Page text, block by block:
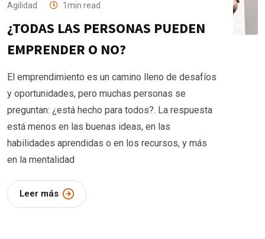
Agilidad
1min read
¿TODAS LAS PERSONAS PUEDEN
EMPRENDER O NO?
El emprendimiento es un camino lleno de desafíos
y oportunidades, pero muchas personas se
preguntan: ¿está hecho para todos?. La respuesta
está menos en las buenas ideas, en las
habilidades aprendidas o en los recursos, y más
en la mentalidad
Leer más